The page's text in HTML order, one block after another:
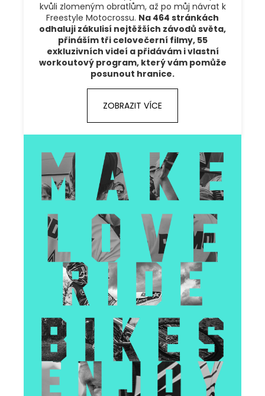
kvůli zlomeným obratlům, až po můj návrat k
Freestyle Motocrossu. Na 464 stránkách
odhaluji zákulisí nejtěžších závodů světa,
přináším tři celovečerní filmy, 55
exkluzivních videí a přidávám i vlastní
workoutový program, který vám pomůže
posunout hranice.
ZOBRAZIT VÍCE